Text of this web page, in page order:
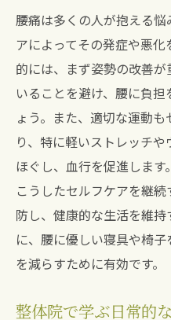
腰痛は多くの人が抱える
アによってその発症や悪
的には、まず姿勢の改善
いることを避け、腰に負
ょう。また、適切な運動
り、特に軽いストレッチ
ほぐし、血行を促進します
こうしたセルフケアを継
防し、健康的な生活を維
に、腰に優しい寝具や椅
を減らすために有効です。
整体院で学ぶ日常的